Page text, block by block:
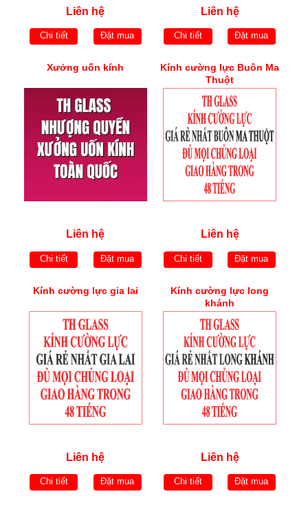
Liên hệ
Chi tiết Đặt mua
Liên hệ
Chi tiết Đặt mua
Xưởng uốn kính
Liên hệ
Chi tiết Đặt mua
Kính cường lực Buôn Ma
Thuột
Liên hệ
Chi tiết Đặt mua
Kính cường lực gia lai
Liên hệ
Chi tiết Đặt mua
Kính cường lực long
khánh
Liên hệ
Chi tiết Đặt mua